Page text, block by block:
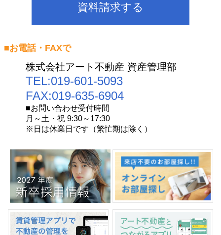
資料請求する
■お電話・FAXで
株式会社アート不動産 資産管理部
TEL:019-601-5093
FAX:019-635-6904
■お問い合わせ受付時間
月～土・祝 9:30～17:30
※日は休業日です（繁忙期は除く）